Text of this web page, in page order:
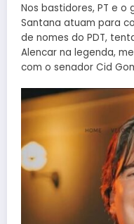
Nos bastidores, PT e
Santana atuam para
de nomes do PDT,
Alencar na legenda,
com o senador Cid